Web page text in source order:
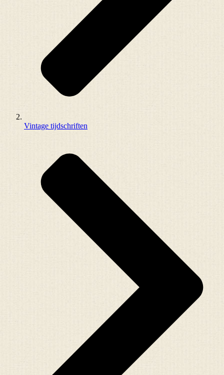
Vintage tijdschriften